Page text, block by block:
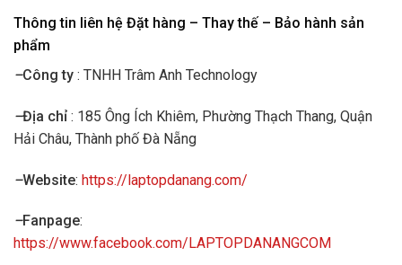
Thông tin liên hệ Đặt hàng – Thay thế – Bảo hành sản
phẩm
–Công ty : TNHH Trâm Anh Technology
–Địa chỉ : 185 Ông Ích Khiêm, Phường Thạch Thang, Quận
Hải Châu, Thành phố Đà Nẵng
–Website: https://laptopdanang.com/
–Fanpage:
https://www.facebook.com/LAPTOPDANANGCOM